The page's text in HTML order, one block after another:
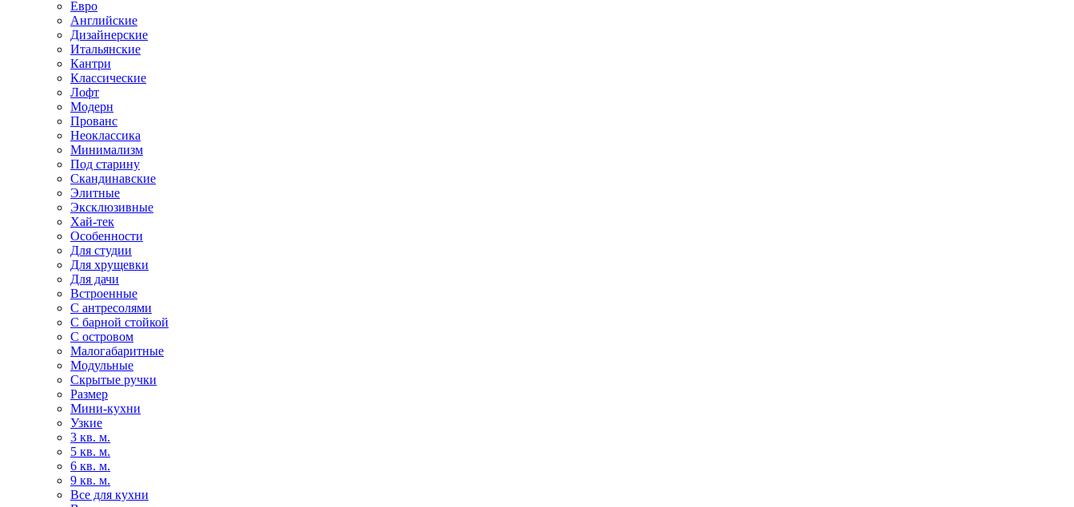
Евро
Английские
Дизайнерские
Итальянские
Кантри
Классические
Лофт
Модерн
Прованс
Неоклассика
Минимализм
Под старину
Скандинавские
Элитные
Эксклюзивные
Хай-тек
Особенности
Для студии
Для хрущевки
Для дачи
Встроенные
С антресолями
С барной стойкой
С островом
Малогабаритные
Модульные
Скрытые ручки
Размер
Мини-кухни
Узкие
3 кв. м.
5 кв. м.
6 кв. м.
9 кв. м.
Все для кухни